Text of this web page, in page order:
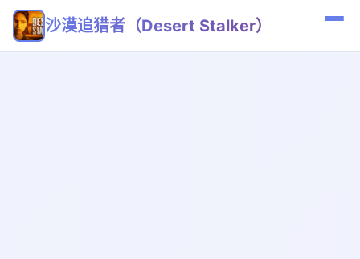
沙漠追猎者（Desert Stalker）